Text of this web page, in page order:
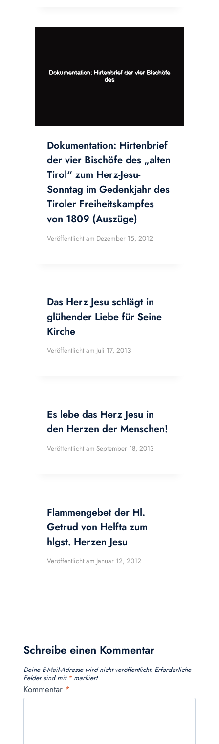
Dokumentation: Hirtenbrief
der vier Bischöfe des „alten
Tirol“ zum Herz-Jesu-
Sonntag im Gedenkjahr des
Tiroler Freiheitskampfes
von 1809 (Auszüge)
Veröffentlicht am Dezember 15, 2012
Das Herz Jesu schlägt in
glühender Liebe für Seine
Kirche
Veröffentlicht am Juli 17, 2013
Es lebe das Herz Jesu in
den Herzen der Menschen!
Veröffentlicht am September 18, 2013
Flammengebet der Hl.
Getrud von Helfta zum
hlgst. Herzen Jesu
Veröffentlicht am Januar 12, 2012
Schreibe einen Kommentar
Deine E-Mail-Adresse wird nicht veröffentlicht. Erforderliche
Felder sind mit *markiert
Kommentar *